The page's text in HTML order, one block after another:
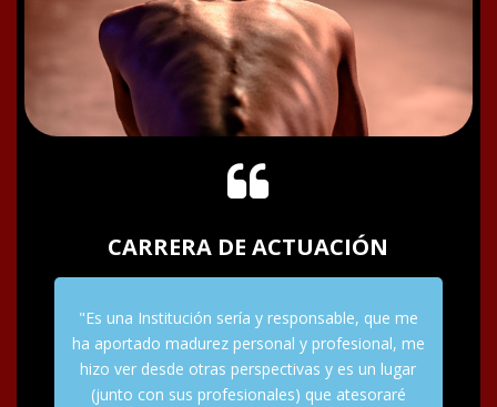
CARRERA DE ACTUACIÓN
"Es una Institución sería y responsable, que me
ha aportado madurez personal y profesional, me
hizo ver desde otras perspectivas y es un lugar
(junto con sus profesionales) que atesoraré